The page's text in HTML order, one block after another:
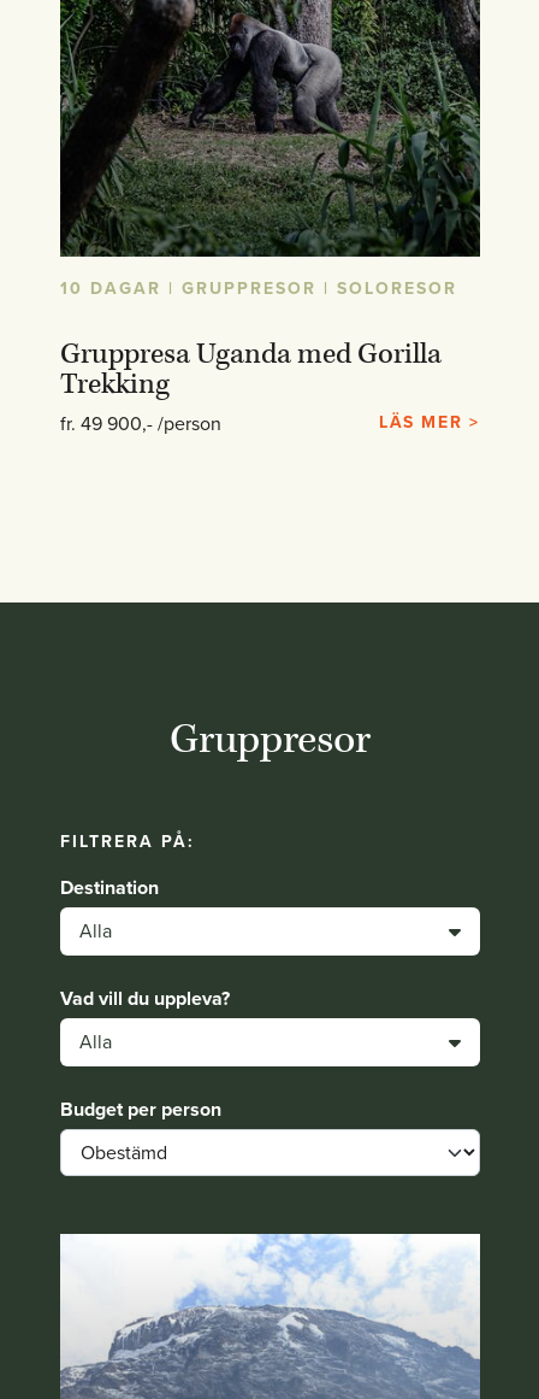
10 DAGAR | GRUPPRESOR | SOLORESOR
Gruppresa Uganda med Gorilla
Trekking
fr. 49 900,- /person LÄS MER >
Gruppresor
FILTRERA PÅ:
Destination
Alla
Vad vill du uppleva?
Alla
Budget per person